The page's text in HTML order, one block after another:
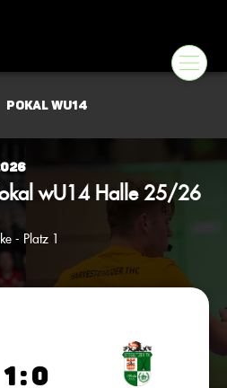
Pokal wU14
wU14 Halle 25/26
- Platz 1
1 : 0